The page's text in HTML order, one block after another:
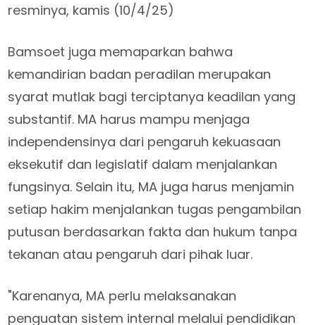
resminya, kamis (10/4/25)
Bamsoet juga memaparkan bahwa
kemandirian badan peradilan merupakan
syarat mutlak bagi terciptanya keadilan yang
substantif. MA harus mampu menjaga
independensinya dari pengaruh kekuasaan
eksekutif dan legislatif dalam menjalankan
fungsinya. Selain itu, MA juga harus menjamin
setiap hakim menjalankan tugas pengambilan
putusan berdasarkan fakta dan hukum tanpa
tekanan atau pengaruh dari pihak luar.
"Karenanya, MA perlu melaksanakan
penguatan sistem internal melalui pendidikan